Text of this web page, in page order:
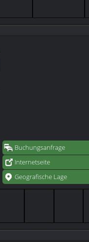
Buchungsanfrage
Internetseite
Geografische Lage